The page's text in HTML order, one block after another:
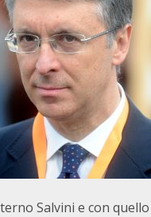
Salvini e con quello